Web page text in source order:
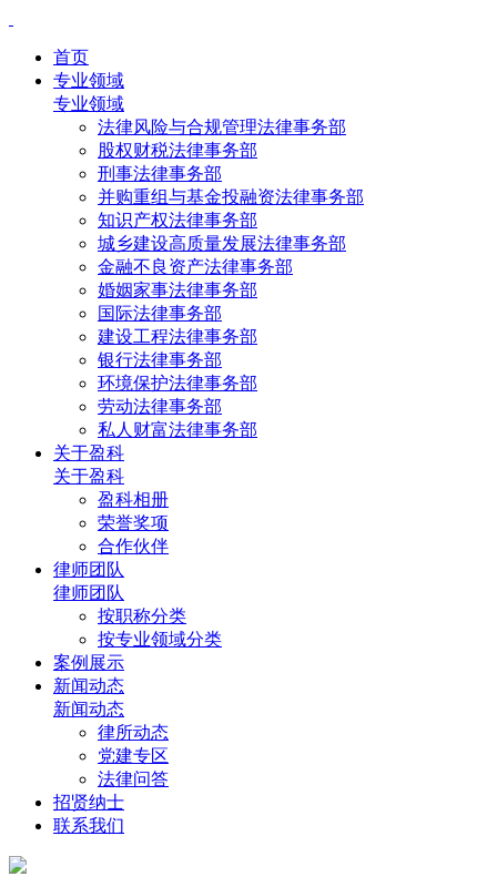
首页
专业领域
专业领域
法律风险与合规管理法律事务部
股权财税法律事务部
刑事法律事务部
并购重组与基金投融资法律事务部
知识产权法律事务部
城乡建设高质量发展法律事务部
金融不良资产法律事务部
婚姻家事法律事务部
国际法律事务部
建设工程法律事务部
银行法律事务部
环境保护法律事务部
劳动法律事务部
私人财富法律事务部
关于盈科
关于盈科
盈科相册
荣誉奖项
合作伙伴
律师团队
律师团队
按职称分类
按专业领域分类
案例展示
新闻动态
新闻动态
律所动态
党建专区
法律问答
招贤纳士
联系我们